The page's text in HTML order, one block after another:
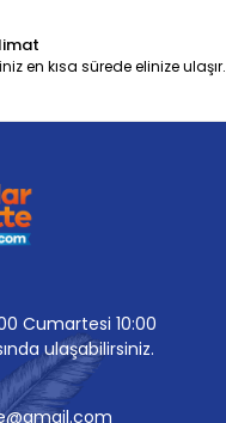
en kısa sürede elinize ulaşır.
Cumartesi 10:00
ulaşabilirsiniz.